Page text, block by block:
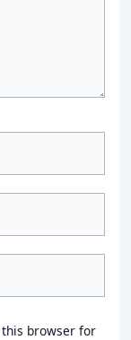
browser for